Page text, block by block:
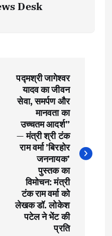
Desk
पद्मश्री जागेश्वर
यादव का जीवन
सेवा, समर्पण और
मानवता का
उच्चतम आदर्श”
— मंत्री श्री टंक
राम वर्मा ​’बिरहोर
जननायक’
पुस्तक का
विमोचन: मंत्री
टंक राम वर्मा को
लेखक डॉ. लोकेश
पटेल ने भेंट की
प्रति